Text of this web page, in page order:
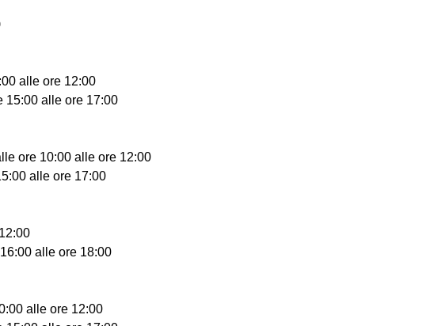
alle ore 12:00
alle ore 17:00
ore 10:00 alle ore 12:00
alle ore 17:00
alle ore 18:00
alle ore 12:00